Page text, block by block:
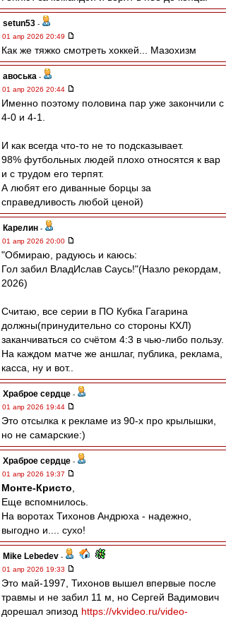
setun53 -
01 апр 2026 20:49
Как же тяжко смотреть хоккей... Мазохизм
авоська -
01 апр 2026 20:44
Именно поэтому половина пар уже закончили с
4-0 и 4-1.
И как всегда что-то не то подсказывает.
98% футбольных людей плохо относятся к вар
и с трудом его терпят.
А любят его диванные борцы за
справедливость любой ценой)
Карелин -
01 апр 2026 20:00
"Обмираю, радуюсь и каюсь:
Гол забил ВладИслав Саусь!"(Назло рекордам,
2026)
Считаю, все серии в ПО Кубка Гагарина
должны(принудительно со стороны КХЛ)
заканчиваться со счётом 4:3 в чью-либо пользу.
На каждом матче же аншлаг, публика, реклама,
касса, ну и вот..
Храброе сердце -
01 апр 2026 19:44
Это отсылка к рекламе из 90-х про крылышки,
но не самарские:)
Храброе сердце -
01 апр 2026 19:37
Монте-Кристо
Еще вспомнилось.
На воротах Тихонов Андрюха - надежно,
выгодно и.... сухо!
Mike Lebedev -
01 апр 2026 19:33
Это май-1997, Тихонов вышел впервые после
травмы и не забил 11 м, но Сергей Вадимович
дорешал эпизод https://vkvideo.ru/video-